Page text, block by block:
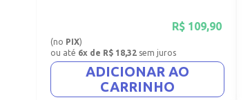
R$ 109,90
(no PIX)
ou até 6x de R$ 18,32 sem juros
ADICIONAR AO
CARRINHO